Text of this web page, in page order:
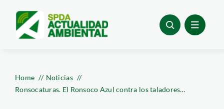
content
Home
Noticias
Ronsocaturas. El Ronsoco Azul contra los taladores…